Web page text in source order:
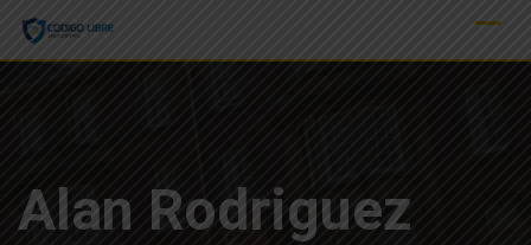
Skip
Alan Rodriguez